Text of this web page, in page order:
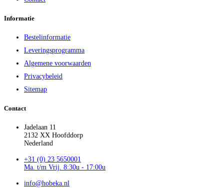
Informatie
Bestelinformatie
Leveringsprogramma
Algemene voorwaarden
Privacybeleid
Sitemap
Contact
Jadelaan 11
2132 XX Hoofddorp
Nederland
+31 (0) 23 5650001
Ma. t/m Vrij. 8:30u - 17:00u
info@hobeka.nl